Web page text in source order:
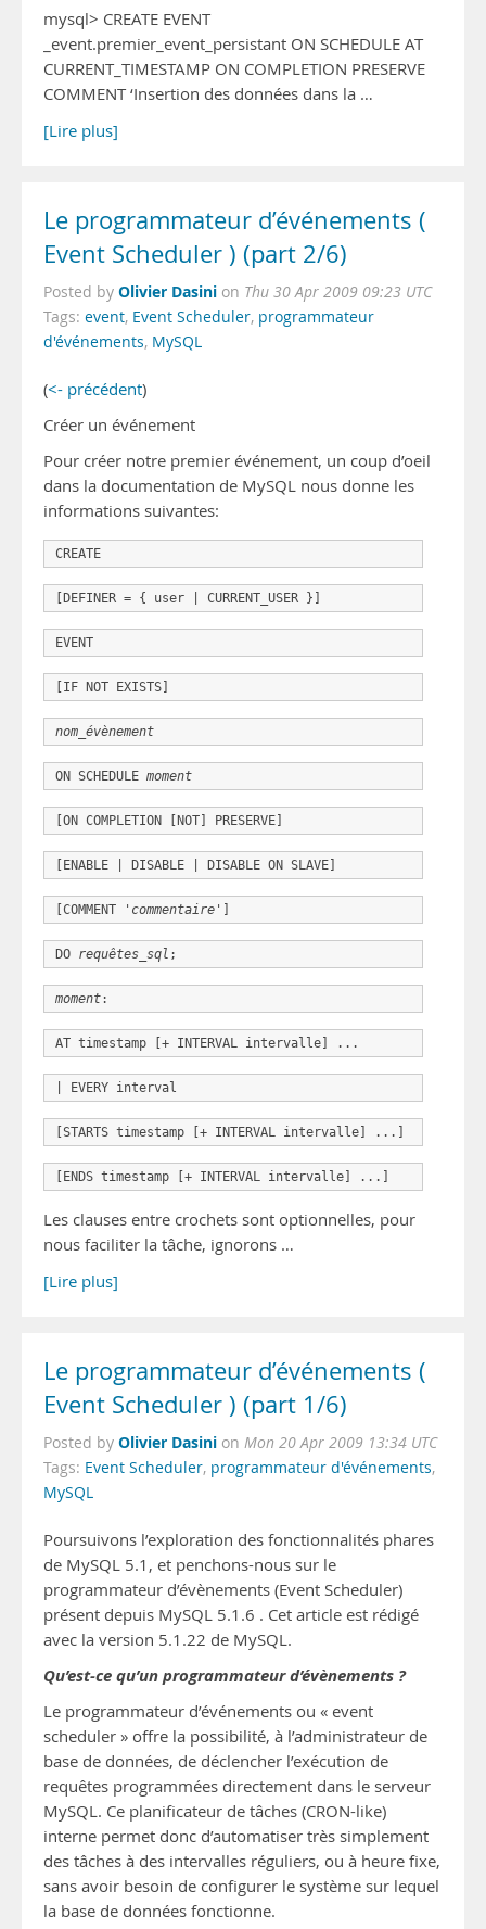
mysql> CREATE EVENT
_event.premier_event_persistant ON SCHEDULE AT
CURRENT_TIMESTAMP ON COMPLETION PRESERVE
COMMENT ‘Insertion des données dans la …
[Lire plus]
Le programmateur d’événements (
Event Scheduler ) (part 2/6)
Posted by Olivier Dasini on Thu 30 Apr 2009 09:23 UTC
Tags: event, Event Scheduler, programmateur
d'événements, MySQL
(<- précédent)
Créer un événement
Pour créer notre premier événement, un coup d’oeil
dans la documentation de MySQL nous donne les
informations suivantes:
CREATE
[DEFINER = { user | CURRENT_USER }]
EVENT
[IF NOT EXISTS]
nom_évènement
ON SCHEDULE moment
[ON COMPLETION [NOT] PRESERVE]
[ENABLE | DISABLE | DISABLE ON SLAVE]
[COMMENT ' commentaire ']
DO requêtes_sql ;
moment:
AT timestamp [+ INTERVAL intervalle] ...
| EVERY interval
[STARTS timestamp [+ INTERVAL intervalle] ...]
[ENDS timestamp [+ INTERVAL intervalle] ...]
Les clauses entre crochets sont optionnelles, pour
nous faciliter la tâche, ignorons …
[Lire plus]
Le programmateur d’événements (
Event Scheduler ) (part 1/6)
Posted by Olivier Dasini on Mon 20 Apr 2009 13:34 UTC
Tags: Event Scheduler, programmateur d'événements,
MySQL
Poursuivons l’exploration des fonctionnalités phares
de MySQL 5.1, et penchons-nous sur le
programmateur d’évènements (Event Scheduler)
présent depuis MySQL 5.1.6 . Cet article est rédigé
avec la version 5.1.22 de MySQL.
Qu’est-ce qu’un programmateur d’évènements ?
Le programmateur d’événements ou « event
scheduler » offre la possibilité, à l’administrateur de
base de données, de déclencher l’exécution de
requêtes programmées directement dans le serveur
MySQL. Ce planificateur de tâches (CRON-like)
interne permet donc d’automatiser très simplement
des tâches à des intervalles réguliers, ou à heure fixe,
sans avoir besoin de configurer le système sur lequel
la base de données fonctionne.